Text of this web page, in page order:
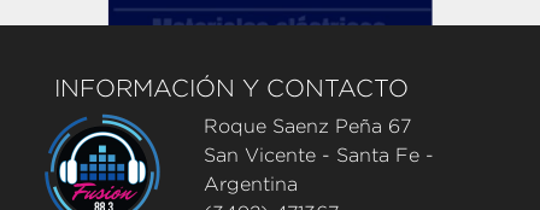
INFORMACIÓN Y CONTACTO
Roque Saenz Peña 67
San Vicente - Santa Fe -
Argentina